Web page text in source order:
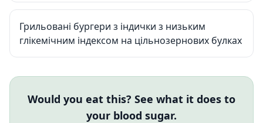
Грильовані бургери з індички з низьким
глікемічним індексом на цільнозернових булках
Would you eat this? See what it does to
your blood sugar.